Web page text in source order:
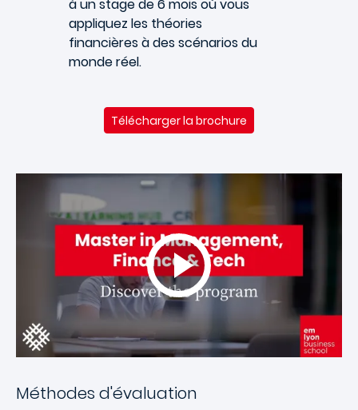
à un stage de 6 mois où vous
appliquez les théories
financières à des scénarios du
monde réel.
Télécharger la brochure
Méthodes d'évaluation